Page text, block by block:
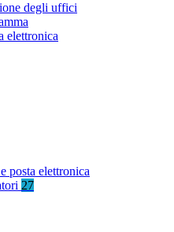
degli uffici
elettronica
posta elettronica
27